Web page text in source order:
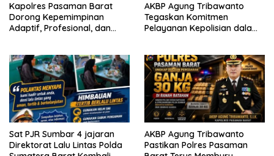
Kapolres Pasaman Barat
Dorong Kepemimpinan
Adaptif, Profesional, dan
AKBP Agung Tribawanto
Tegaskan Komitmen
Pelayanan Kepolisian dalam
Pasaman
Sat PJR Sumbar 4 jajaran
Direktorat Lalu Lintas Polda
AKBP Agung Tribawanto
Pastikan Polres Pasaman